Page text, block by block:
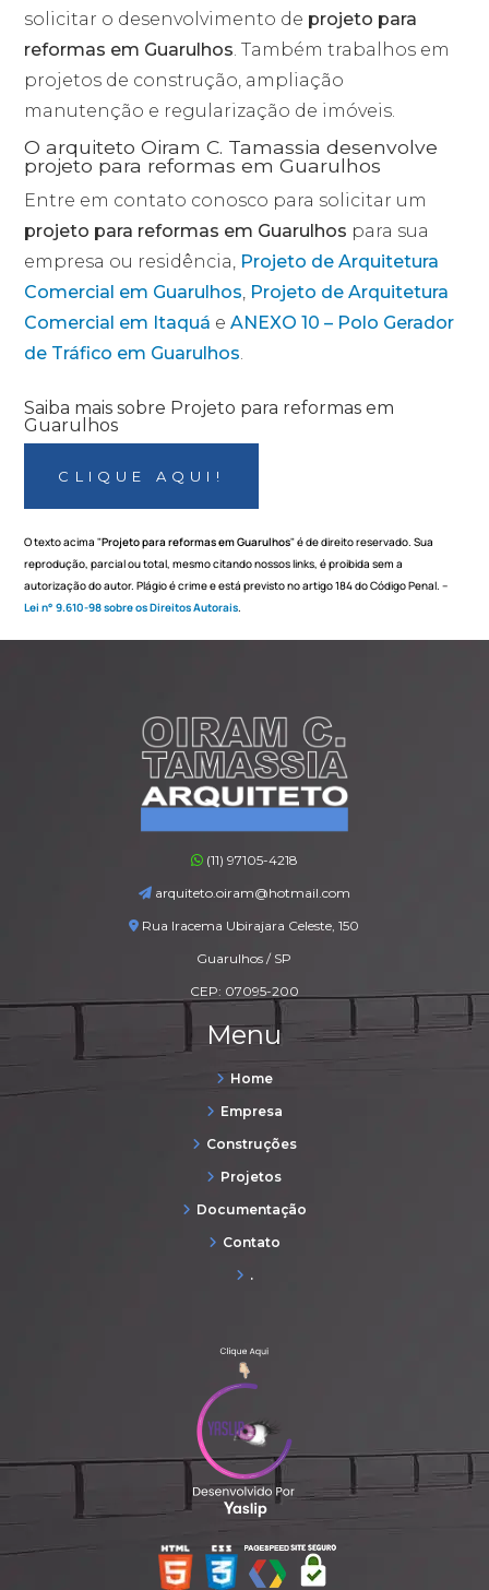
solicitar o desenvolvimento de projeto para
reformas em Guarulhos. Também trabalhos em
projetos de construção, ampliação
manutenção e regularização de imóveis.
O arquiteto Oiram C. Tamassia desenvolve
projeto para reformas em Guarulhos
Entre em contato conosco para solicitar um
projeto para reformas em Guarulhos para sua
empresa ou residência, Projeto de Arquitetura
Comercial em Guarulhos, Projeto de Arquitetura
Comercial em Itaquá eANEXO 10 – Polo Gerador
de Tráfico em Guarulhos.
Saiba mais sobre Projeto para reformas em
Guarulhos
CLIQUE AQUI!
O texto acima "Projeto para reformas em Guarulhos" é de direito reservado. Sua
reprodução, parcial ou total, mesmo citando nossos links, é proibida sem a
autorização do autor. Plágio é crime e está previsto no artigo 184 do Código Penal. –
Lei n° 9.610-98 sobre os Direitos Autorais.
(11) 97105-4218
arquiteto.oiram@hotmail.com
Rua Iracema Ubirajara Celeste, 150
Guarulhos / SP
CEP: 07095-200
Menu
Home
Empresa
Construções
Projetos
Documentação
Contato
.